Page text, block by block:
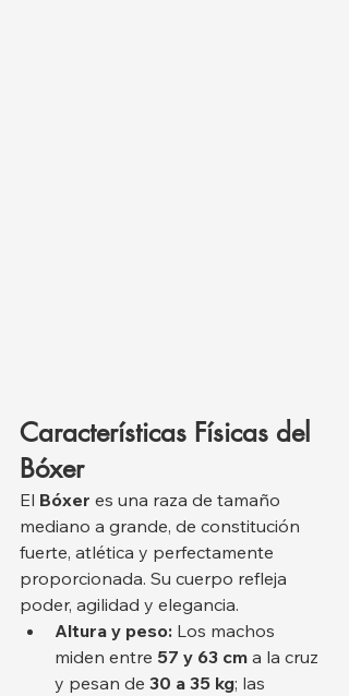
Características Físicas del
Bóxer
El Bóxer es una raza de tamaño
mediano a grande, de constitución
fuerte, atlética y perfectamente
proporcionada. Su cuerpo refleja
poder, agilidad y elegancia.
Altura y peso: Los machos
miden entre 57 y 63 cm a la cruz
y pesan de 30 a 35 kg; las